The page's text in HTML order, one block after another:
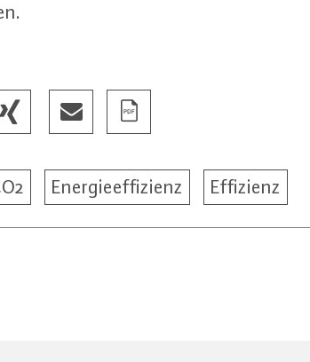
Energieeffizienz Effizienz